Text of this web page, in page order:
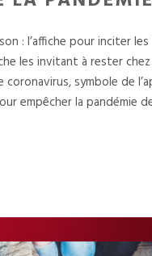
: l’affiche pour inciter
les invitant à rester
symbole de
empêcher la pandémie